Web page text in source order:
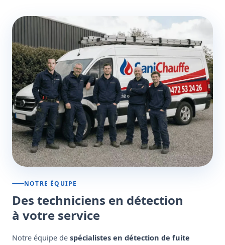
NOTRE ÉQUIPE
Des techniciens en détection
à votre service
Notre équipe de spécialistes en détection de fuite